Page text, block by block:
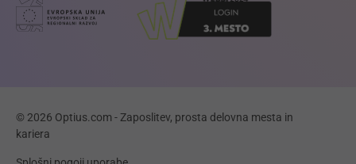
© 2026 Optius.com - Zaposlitev, prosta delovna mesta in
kariera